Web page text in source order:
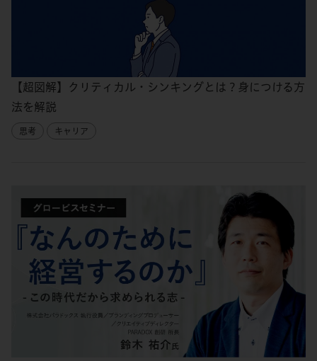
【超図解】クリティカル・シンキングとは？身につける方
法を解説
思考 キャリア